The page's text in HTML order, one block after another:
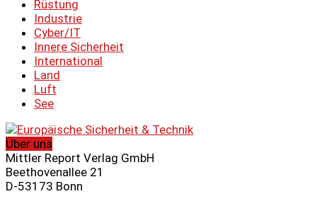
Rüstung
Industrie
Cyber/IT
Innere Sicherheit
International
Land
Luft
See
Über uns
Mittler Report Verlag GmbH
Beethovenallee 21
D-53173 Bonn